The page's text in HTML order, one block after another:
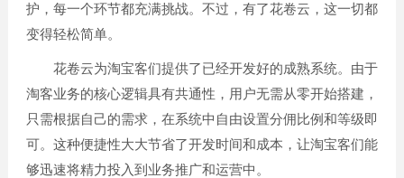
护，每一个环节都充满挑战。不过，有了花卷云，这一切都
变得轻松简单。
花卷云为淘宝客们提供了已经开发好的成熟系统。由于
淘客业务的核心逻辑具有共通性，用户无需从零开始搭建，
只需根据自己的需求，在系统中自由设置分佣比例和等级即
可。这种便捷性大大节省了开发时间和成本，让淘宝客们能
够迅速将精力投入到业务推广和运营中。